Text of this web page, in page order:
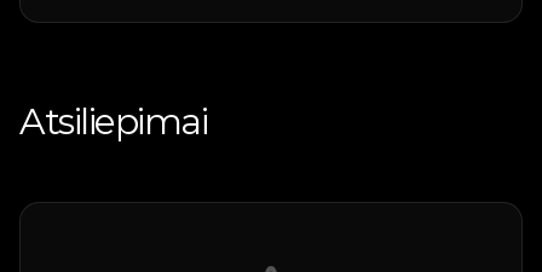
Atsiliepimai